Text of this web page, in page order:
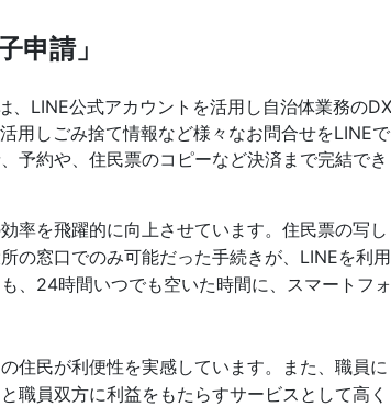
請」
率を飛躍的に向上させています。住民票の写し
の窓口でのみ可能だった手続きが、LINEを利用
、24時間いつでも空いた時間に、スマートフォ
住民が利便性を実感しています。また、職員に
職員双方に利益をもたらすサービスとして高く